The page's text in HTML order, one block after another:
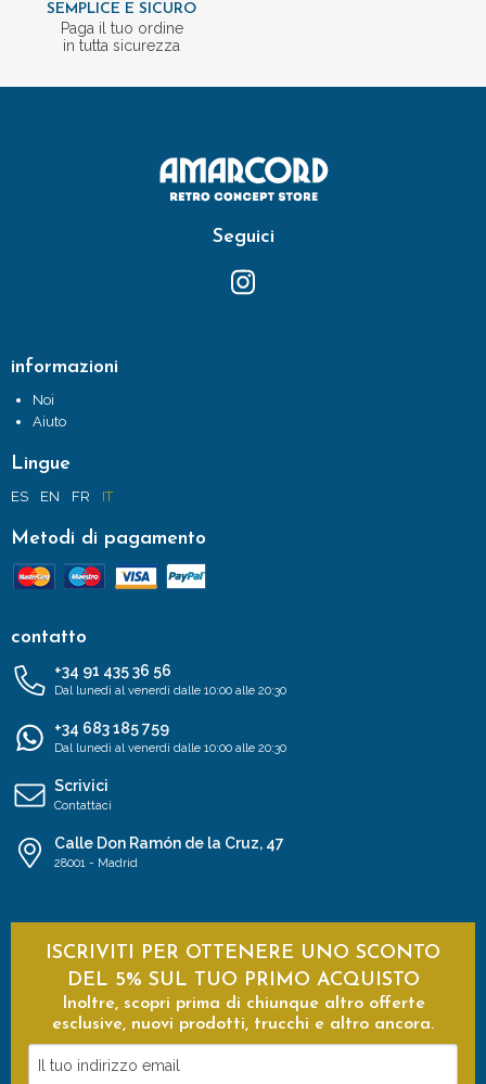
SEMPLICE E SICURO
Paga il tuo ordine
in tutta sicurezza
Seguici
informazioni
Noi
Aiuto
Lingue
ES EN FR IT
Metodi di pagamento
contatto
+34 91 435 36 56
Dal lunedì al venerdì dalle 10:00 alle 20:30
+34 683 185 759
Dal lunedì al venerdì dalle 10:00 alle 20:30
Scrivici
Contattaci
Calle Don Ramón de la Cruz, 47
28001 - Madrid
ISCRIVITI PER OTTENERE UNO SCONTO
DEL 5% SUL TUO PRIMO ACQUISTO
Inoltre, scopri prima di chiunque altro offerte
esclusive, nuovi prodotti, trucchi e altro ancora.